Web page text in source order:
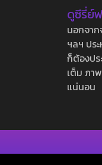
ดูซีรี่ย์
นอกจา
ฯลฯ ปร
ก็ต้องป
เต็ม ภา
แน่นอน